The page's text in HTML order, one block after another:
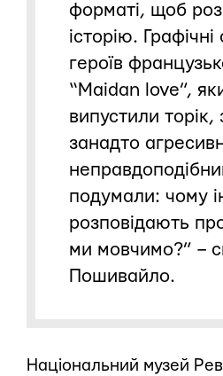
форматі, щоб
історію.
героїв
“Maidan love”,
випустили
занадто
подумали: чому
розповідають
ми мовчимо?” –
Пошивайло.
Національний музей